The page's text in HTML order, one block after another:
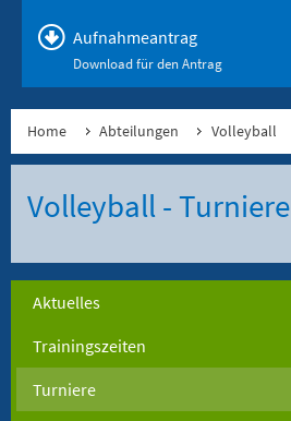
Aufnahmeantrag
Download für den Antrag
Home Abteilungen Volleyball
Volleyball - Turniere
Aktuelles
Trainingszeiten
Turniere